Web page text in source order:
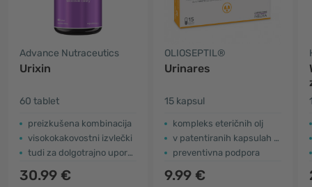
Advance Nutraceutics
Urixin
60 tablet
preizkušena kombinacija
visokokakovostni izvlečki
tudi za dolgotrajno uporabo
30.99 €
OLIOSEPTIL®
Urinares
15 kapsul
kompleks eteričnih olj
v patentiranih kapsulah L-Vcaps®
preventivna podpora
9.99 €